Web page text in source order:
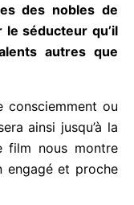
évoluer dans
mais il
racistes des
a cure, car le
ou
ainsi jusqu’à
Le film nous